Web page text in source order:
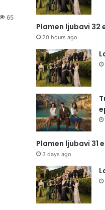
65
Plamen ljubavi 32
20 hours ago
Plamen ljubavi 31
3 days ago